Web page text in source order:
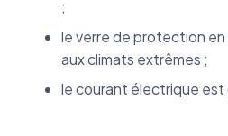
;
le verre de protection
aux climats extrêmes ;
le courant électrique est